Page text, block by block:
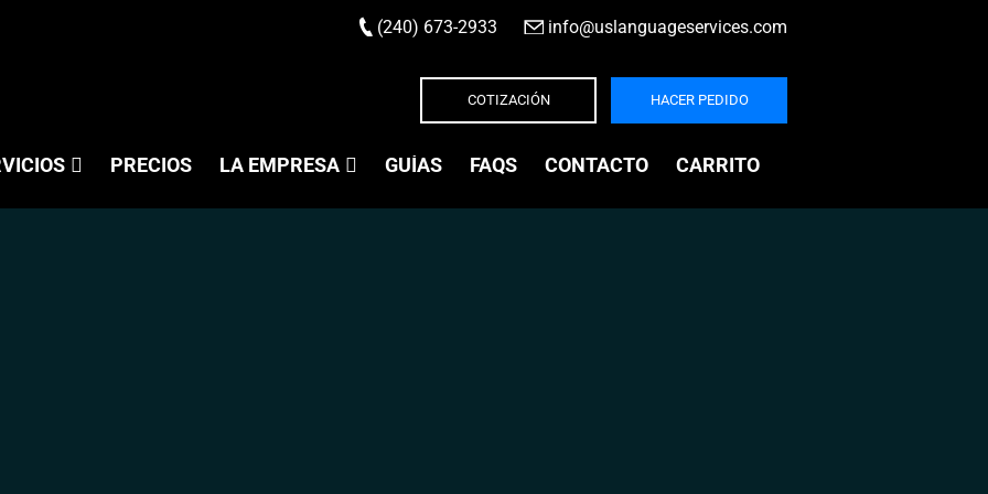
(240) 673-2933 info@uslanguageservices.com
COTIZACIÓN HACER PEDIDO
PRECIOS LA EMPRESA GUÍAS FAQS CONTACTO CARRITO